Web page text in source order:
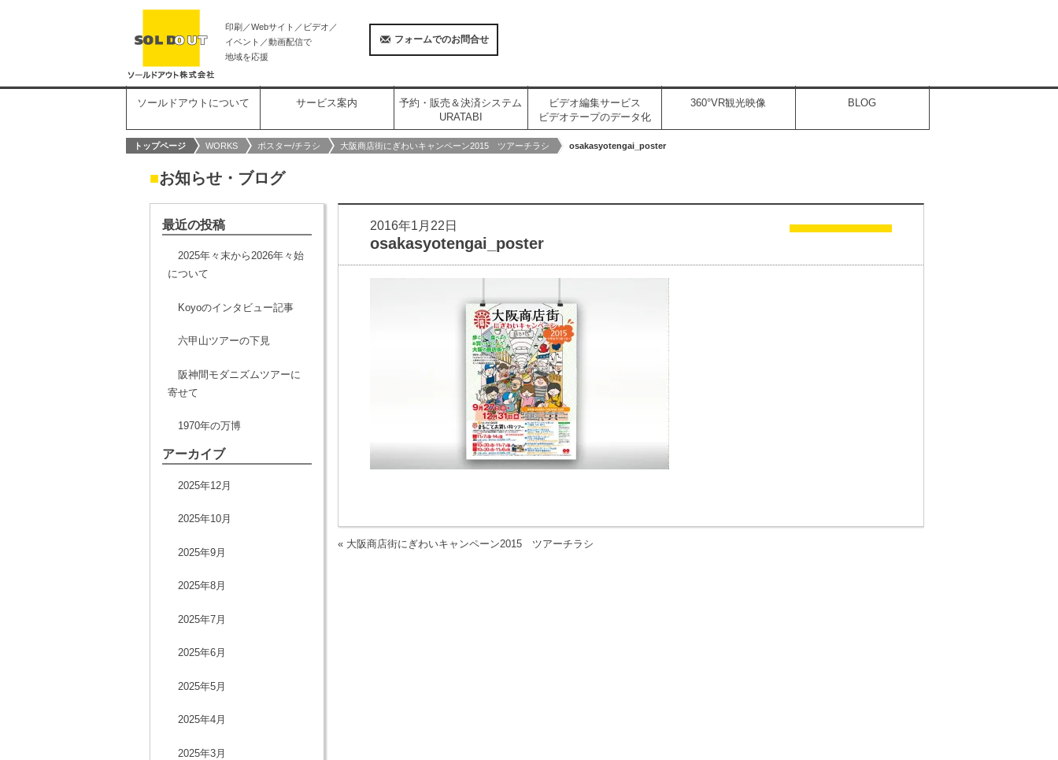
印刷／Webサイト／ビデオ／
イベント／動画配信で
地域を応援
フォームでのお問合せ
ソールドアウトについて サービス案内
予約・販売＆決済システム
URATABI
ビデオ編集サービス
ビデオテープのデータ化
360°VR観光映像 BLOG
トップページ WORKS ポスター/チラシ 大阪商店街にぎわいキャンペーン2015 ツアーチラシ osakasyotengai_poster
■お知らせ・ブログ
2016年1月22日
osakasyotengai_poster
« 大阪商店街にぎわいキャンペーン2015 ツアーチラシ
最近の投稿
2025年々末から2026年々始
について
Koyoのインタビュー記事
六甲山ツアーの下見
阪神間モダニズムツアーに
寄せて
1970年の万博
アーカイブ
2025年12月
2025年10月
2025年9月
2025年8月
2025年7月
2025年6月
2025年5月
2025年4月
2025年3月